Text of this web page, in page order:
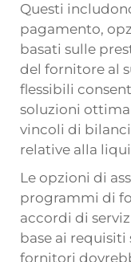
Questi
pagamento,
basati sulle
del fornitore al
flessibili
soluzioni
vincoli di
relative alla
Le opzioni di
programmi di
accordi di
base ai
fornitori